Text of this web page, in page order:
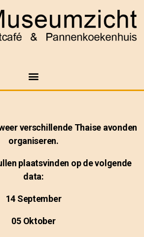
verschillende Thaise avonden
organiseren.
plaatsvinden op de volgende
data:
14 September
05 Oktober